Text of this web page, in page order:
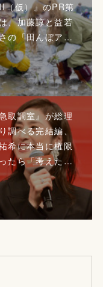
（仮）』のPR第
、加藤諒と益若
の「田んぼア…
急取調室』が総理
調べる完結編、
希に本当に権限
たら「考えた…